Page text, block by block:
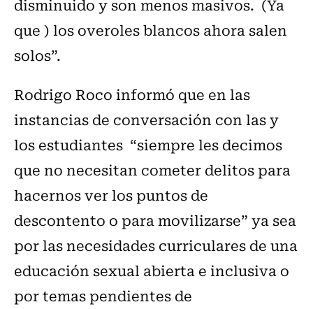
disminuido y son menos masivos. (Ya
que ) los overoles blancos ahora salen
solos”.
Rodrigo Roco informó que en las
instancias de conversación con las y
los estudiantes “siempre les decimos
que no necesitan cometer delitos para
hacernos ver los puntos de
descontento o para movilizarse” ya sea
por las necesidades curriculares de una
educación sexual abierta e inclusiva o
por temas pendientes de